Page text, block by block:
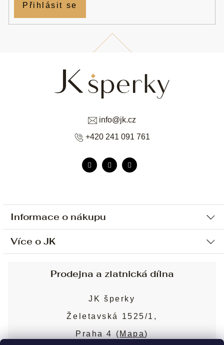
Informace o nákupu
Ochrana osobních údajů
Sjednání osobní schůzky
Obchodní podmínky
Puncovní značky
Více o JK
Blog
info@jk.cz
+420 241 091 761
Přihlásit se
Prodejna a zlatnická dílna
JK šperky
Želetavská 1525/1,
Praha 4 ( Mapa)